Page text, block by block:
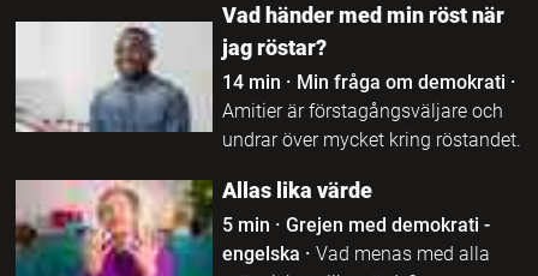
Vad händer med min röst när
jag röstar?
14 min · Min fråga om demokrati ·
Amitier är förstagångsväljare och
undrar över mycket kring röstandet.
Allas lika värde
5 min · Grejen med demokrati -
engelska · Vad menas med alla